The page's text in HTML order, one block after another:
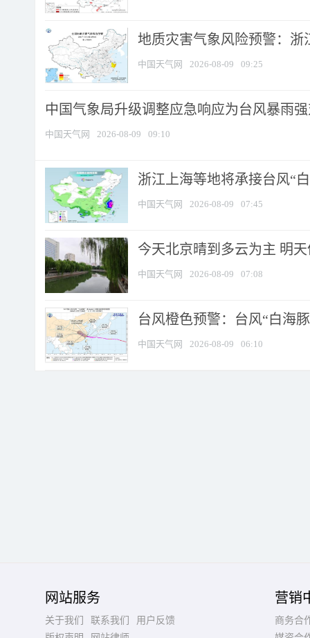
地质灾害气象风险预警：浙
中国天气网 2026-08-09 09:25
中国气象局升级调整应急响应为台风暴雨
中国天气网 2026-08-09 09:10
浙江上海等地将承接台风“
中国天气网 2026-08-09 07:45
今天北京晴到多云为主 明
中国天气网 2026-08-09 07:08
台风橙色预警：台风“白海
中国天气网 2026-08-09 06:10
网站服务
关于我们 联系我们
用户反馈
营销
商务合